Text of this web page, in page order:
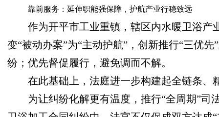
靠前服务：延伸职能强保障，护航产业行稳致远
作为开平市工业重镇，辖区内水暖卫浴
变“被动办案”为“主动护航”，创新推行“三优
纷；优先督促履行，避免调而不解。
在此基础上，法庭进一步构建起全链条
为让纠纷化解更有温度，推行“全周期”司